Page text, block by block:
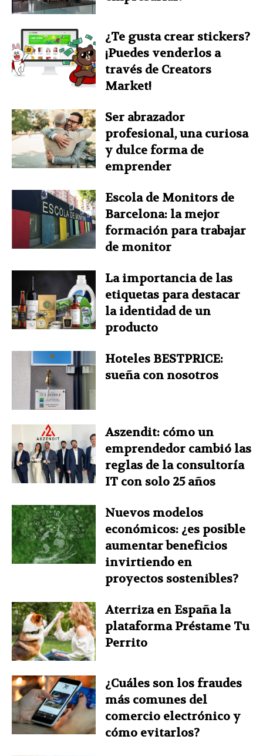
¿Te gusta crear stickers?
¡Puedes venderlos a
través de Creators
Market!
Ser abrazador
profesional, una curiosa
y dulce forma de
emprender
Escola de Monitors de
Barcelona: la mejor
formación para trabajar
de monitor
La importancia de las
etiquetas para destacar
la identidad de un
producto
Hoteles BESTPRICE:
sueña con nosotros
Aszendit: cómo un
emprendedor cambió las
reglas de la consultoría
IT con solo 25 años
Nuevos modelos
económicos: ¿es posible
aumentar beneficios
invirtiendo en
proyectos sostenibles?
Aterriza en España la
plataforma Préstame Tu
Perrito
¿Cuáles son los fraudes
más comunes del
comercio electrónico y
cómo evitarlos?